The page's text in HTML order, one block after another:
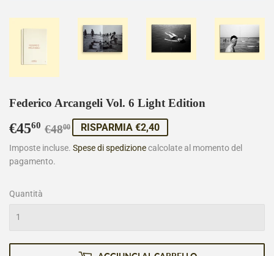
Federico Arcangeli Vol. 6 Light Edition
€4560 €4800
Prezzo
di
€48,00
Prezzo
scontato
€45,60
RISPARMIA €2,40
Imposte incluse. Spese di spedizionecalcolate al momento del
pagamento.
Quantità